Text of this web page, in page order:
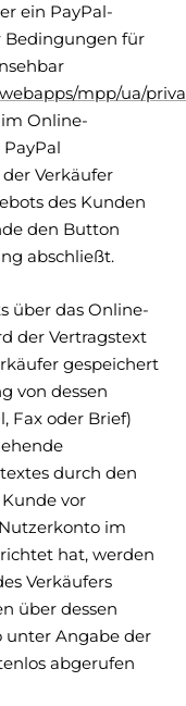
ein PayPal-
Bedingungen für
mpp/ua/
Online-
Verkäufer
des Kunden
den Button
abschließt.
über das Online-
der Vertragstext
gespeichert
von dessen
Fax oder Brief)
durch den
vor
im
hat, werden
Verkäufers
über dessen
unter Angabe der
abgerufen